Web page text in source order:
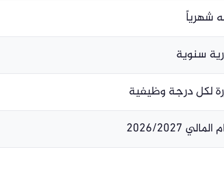
سنوية
لكل درجة وظيفية
2026/2027